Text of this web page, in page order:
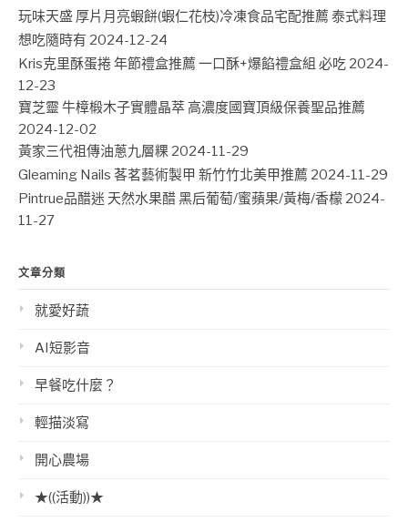
玩味天盛 厚片月亮蝦餅(蝦仁花枝)冷凍食品宅配推薦 泰式料理
想吃隨時有 2024-12-24
Kris克里酥蛋捲 年節禮盒推薦 一口酥+爆餡禮盒組 必吃 2024-
12-23
寶芝靈 牛樟椴木子實體晶萃 高濃度國寶頂級保養聖品推薦
2024-12-02
黃家三代祖傳油蔥九層粿 2024-11-29
Gleaming Nails 茖茗藝術製甲 新竹竹北美甲推薦 2024-11-29
Pintrue品醋迷 天然水果醋 黑后葡萄/蜜蘋果/黃梅/香檬 2024-
11-27
文章分類
就愛好蔬
AI短影音
早餐吃什麼？
輕描淡寫
開心農場
★((活動))★